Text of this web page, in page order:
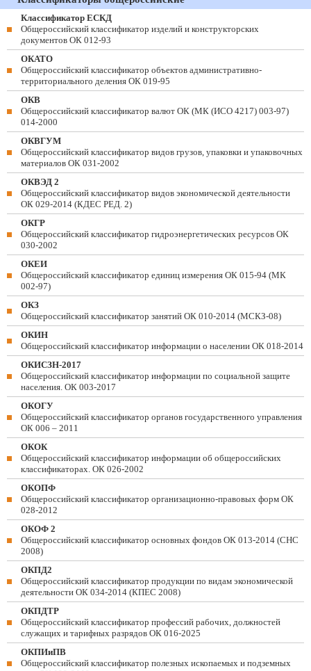
Классификатор ЕСКД
Общероссийский классификатор изделий и конструкторских
документов ОК 012-93
ОКАТО
Общероссийский классификатор объектов административно-
территориального деления ОК 019-95
ОКВ
Общероссийский классификатор валют ОК (МК (ИСО 4217) 003-97)
014-2000
ОКВГУМ
Общероссийский классификатор видов грузов, упаковки и упаковочных
материалов ОК 031-2002
ОКВЭД 2
Общероссийский классификатор видов экономической деятельности
ОК 029-2014 (КДЕС РЕД. 2)
ОКГР
Общероссийский классификатор гидроэнергетических ресурсов ОК
030-2002
ОКЕИ
Общероссийский классификатор единиц измерения ОК 015-94 (МК
002-97)
ОКЗ
Общероссийский классификатор занятий ОК 010-2014 (МСКЗ-08)
ОКИН
Общероссийский классификатор информации о населении ОК 018-2014
ОКИСЗН-2017
Общероссийский классификатор информации по социальной защите
населения. ОК 003-2017
ОКОГУ
Общероссийский классификатор органов государственного управления
ОК 006 – 2011
ОКОК
Общероссийский классификатор информации об общероссийских
классификаторах. ОК 026-2002
ОКОПФ
Общероссийский классификатор организационно-правовых форм ОК
028-2012
ОКОФ 2
Общероссийский классификатор основных фондов ОК 013-2014 (СНС
2008)
ОКПД2
Общероссийский классификатор продукции по видам экономической
деятельности ОК 034-2014 (КПЕС 2008)
ОКПДТР
Общероссийский классификатор профессий рабочих, должностей
служащих и тарифных разрядов ОК 016-2025
ОКПИиПВ
Общероссийский классификатор полезных ископаемых и подземных